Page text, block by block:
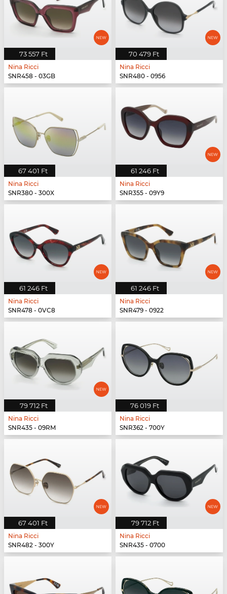
73 557 Ft
Nina Ricci
SNR458 - 03GB
70 479 Ft
Nina Ricci
SNR480 - 0956
67 401 Ft
Nina Ricci
SNR380 - 300X
61 246 Ft
Nina Ricci
SNR355 - 09Y9
61 246 Ft
Nina Ricci
SNR478 - 0VC8
61 246 Ft
Nina Ricci
SNR479 - 0922
79 712 Ft
Nina Ricci
SNR435 - 09RM
76 019 Ft
Nina Ricci
SNR362 - 700Y
67 401 Ft
Nina Ricci
SNR482 - 300Y
79 712 Ft
Nina Ricci
SNR435 - 0700